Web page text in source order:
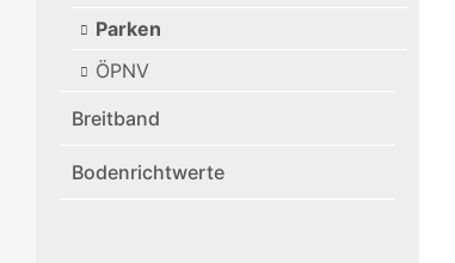
Parken
ÖPNV
Breitband
Bodenrichtwerte